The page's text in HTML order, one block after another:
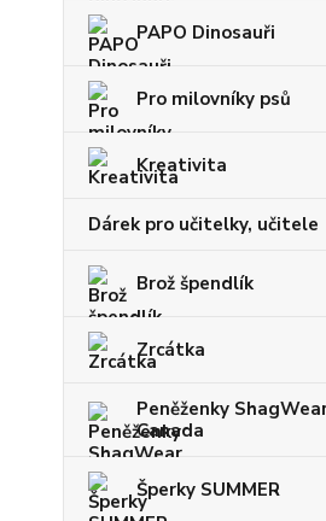
PAPO Dinosauři
Pro milovníky psů
Kreativita
Dárek pro učitelky, učitele
Brož špendlík
Zrcátka
Peněženky
Canada
Šperky SUMMER